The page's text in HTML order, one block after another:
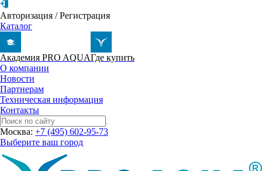
Авторизация /Регистрация
Каталог
Академия PRO AQUAГде купить
О компании
Новости
Партнерам
Техническая информация
Контакты
Москва: +7 (495) 602-95-73
Выберите ваш город